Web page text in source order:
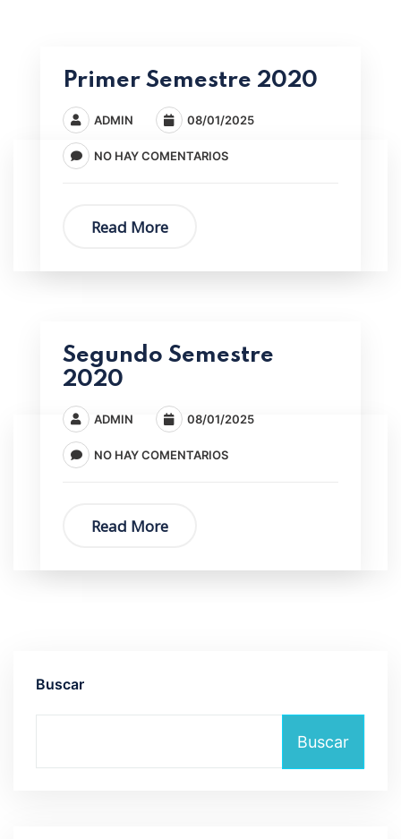
Primer Semestre 2020
ADMIN 08/01/2025
NO HAY COMENTARIOS
Read More
Segundo Semestre
2020
ADMIN 08/01/2025
NO HAY COMENTARIOS
Read More
Buscar
Buscar